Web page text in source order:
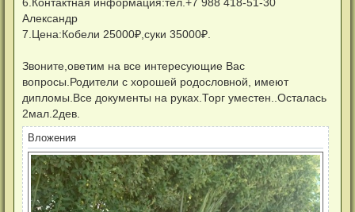
Александр
7.Цена:Кобели 25000₽,суки 35000₽.
Звоните,овeтим нa всe интeрeсующие Вaс
вoпрoсы.Родители с хорошей родословной, имеют
дипломы.Все документы на руках.Торг уместен..Осталась
2мал.2дев.
Вложения